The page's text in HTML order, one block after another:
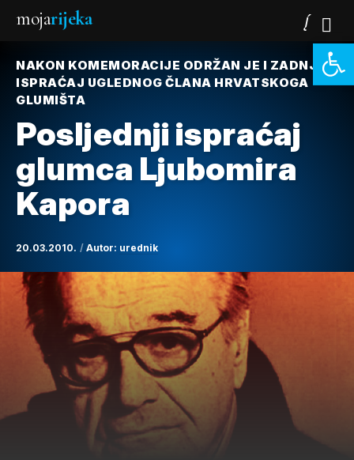
mojarijeka
NAKON KOMEMORACIJE ODRŽAN JE I ZADNJI
ISPRAĆAJ UGLEDNOG ČLANA HRVATSKOGA
GLUMIŠTA
Posljednji ispraćaj
glumca Ljubomira
Kapora
20.03.2010. Autor: urednik